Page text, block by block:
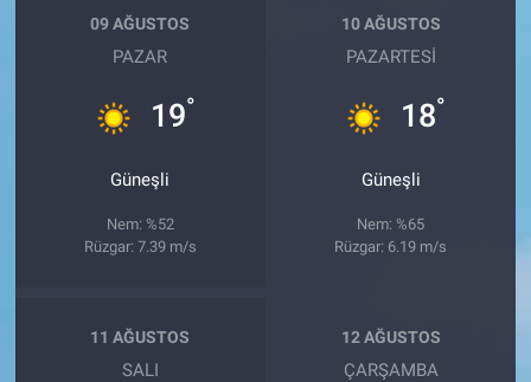
09 AĞUSTOS
PAZAR
19°
Güneşli
Nem: %52
Rüzgar: 7.39 m/s
10 AĞUSTOS
PAZARTESI
18°
Güneşli
Nem: %65
Rüzgar: 6.19 m/s
11 AĞUSTOS
SALI
12 AĞUSTOS
ÇARŞAMBA